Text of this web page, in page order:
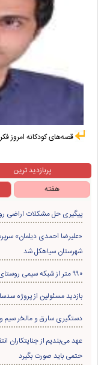
قصه‌های کودکانه امروز
پربازدید ترین
هفته
پیگیری حل مشکلات اراضی
«علیرضا احمدی دیلمان»
شهرستان سیاهکل شد
۹۹۰ متر از شبکه سیمی روستای لشکریان به کابل خودنگهدار ارتقاء یافت
بازدید مسئولین از پروژه
دستگیری سارق و مالخر سیم
عهد می‌بندیم از جنایتکاران
حتمی باید صورت بگیرد